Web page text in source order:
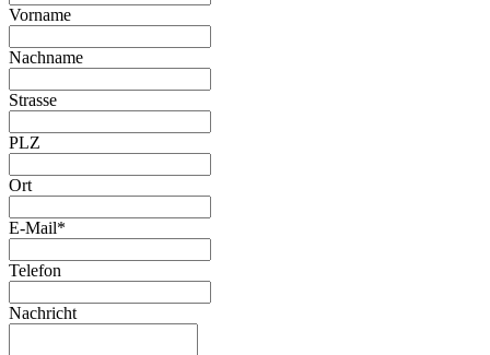
Vorname
Nachname
Strasse
PLZ
Ort
E-Mail*
Telefon
Nachricht